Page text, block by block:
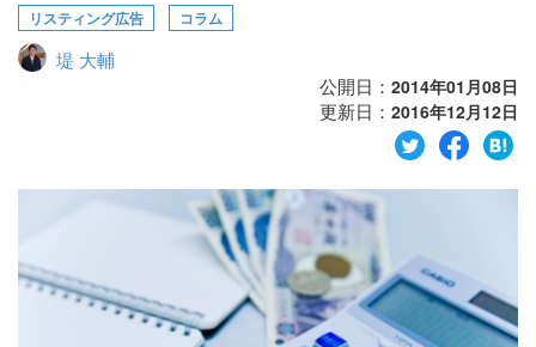
代理店の乗り換えをお考えの方
会社概要
リスティング広告 コラム
堤 大輔
公開日： 2014年01月08日
更新日： 2016年12月12日